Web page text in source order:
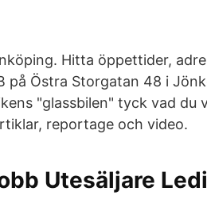
Hitta öppettider,
på Östra Storgatan 48 i
"glassbilen" tyck vad du
reportage och video.
Utesäljare